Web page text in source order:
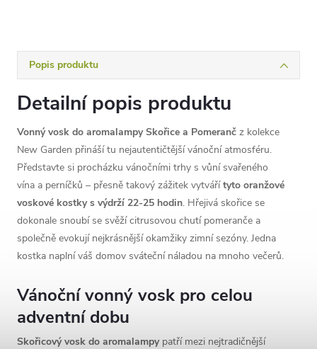
Popis produktu
Detailní popis produktu
Vonný vosk do aromalampy Skořice a Pomeranč z kolekce
New Garden přináší tu nejautentičtější vánoční atmosféru.
Představte si procházku vánočními trhy s vůní svařeného
vína a perníčků – přesně takový zážitek vytvářítyto oranžové
voskové kostky s výdrží 22-25 hodin. Hřejivá skořice se
dokonale snoubí se svěží citrusovou chutí pomeranče a
společně evokují nejkrásnější okamžiky zimní sezóny. Jedna
kostka naplní váš domov sváteční náladou na mnoho večerů.
Vánoční vonný vosk pro celou
adventní dobu
Skořicový vosk do aromalampypatří mezi nejtradičnější